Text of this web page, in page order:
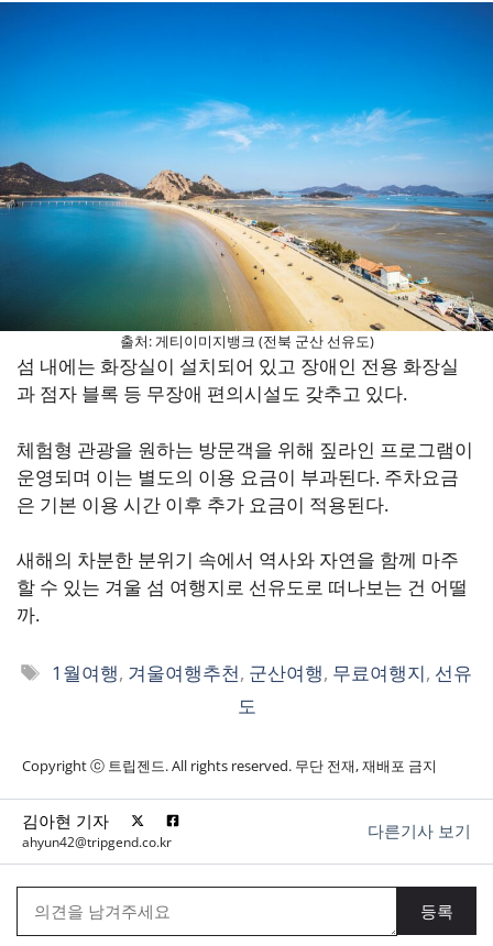
출처: 게티이미지뱅크 (전북 군산 선유도)
섬 내에는 화장실이 설치되어 있고 장애인 전용 화장실
과 점자 블록 등 무장애 편의시설도 갖추고 있다.
체험형 관광을 원하는 방문객을 위해 짚라인 프로그램이
운영되며 이는 별도의 이용 요금이 부과된다. 주차요금
은 기본 이용 시간 이후 추가 요금이 적용된다.
새해의 차분한 분위기 속에서 역사와 자연을 함께 마주
할 수 있는 겨울 섬 여행지로 선유도로 떠나보는 건 어떨
까.
태
1월여행, 겨울여행추천, 군산여행, 무료여행지, 선유
도
Copyright ⓒ 트립젠드. All rights reserved. 무단 전재, 재배포 금지
김아현 기자
ahyun42@tripgend.co.kr
다른기사 보기